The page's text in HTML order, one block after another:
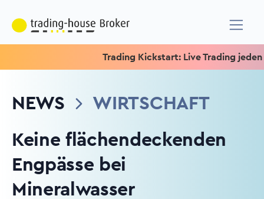
Trading Kickstart: Live Trading jeden
NEWS
WIRTSCHAFT
Keine flächendeckenden
Engpässe bei
Mineralwasser